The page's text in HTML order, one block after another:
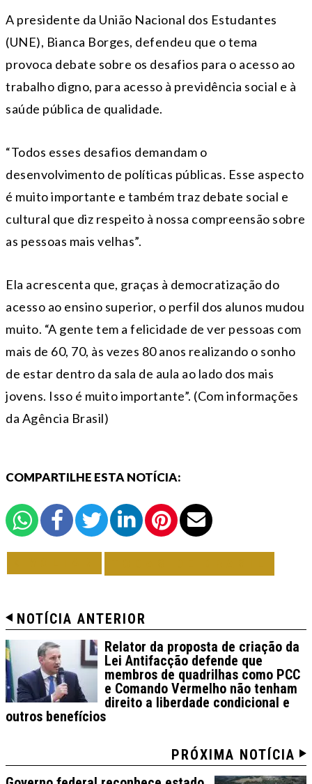
A presidente da União Nacional dos Estudantes
(UNE), Bianca Borges, defendeu que o tema
provoca debate sobre os desafios para o acesso ao
trabalho digno, para acesso à previdência social e à
saúde pública de qualidade.
“Todos esses desafios demandam o
desenvolvimento de políticas públicas. Esse aspecto
é muito importante e também traz debate social e
cultural que diz respeito à nossa compreensão sobre
as pessoas mais velhas”.
Ela acrescenta que, graças à democratização do
acesso ao ensino superior, o perfil dos alunos mudou
muito. “A gente tem a felicidade de ver pessoas com
mais de 60, 70, às vezes 80 anos realizando o sonho
de estar dentro da sala de aula ao lado dos mais
jovens. Isso é muito importante”. (Com informações
da Agência Brasil)
COMPARTILHE ESTA NOTÍCIA:
NOTÍCIA ANTERIOR
Relator da proposta de criação da
Lei Antifacção defende que
membros de quadrilhas como PCC
e Comando Vermelho não tenham
direito a liberdade condicional e
outros benefícios
PRÓXIMA NOTÍCIA